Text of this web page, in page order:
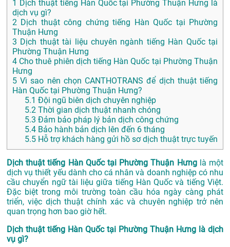
1 Dịch thuật tiếng Hàn Quốc tại Phường Thuận Hưng là
dịch vụ gì?
2 Dịch thuật công chứng tiếng Hàn Quốc tại Phường
Thuận Hưng
3 Dịch thuật tài liệu chuyên ngành tiếng Hàn Quốc tại
Phường Thuận Hưng
4 Cho thuê phiên dịch tiếng Hàn Quốc tại Phường Thuận
Hưng
5 Vì sao nên chọn CANTHOTRANS để dịch thuật tiếng
Hàn Quốc tại Phường Thuận Hưng?
5.1 Đội ngũ biên dịch chuyên nghiệp
5.2 Thời gian dịch thuật nhanh chóng
5.3 Đảm bảo pháp lý bản dịch công chứng
5.4 Bảo hành bản dịch lên đến 6 tháng
5.5 Hỗ trợ khách hàng gửi hồ sơ dịch thuật trực tuyến
Dịch thuật tiếng Hàn Quốc tại Phường Thuận Hưnglà một
dịch vụ thiết yếu dành cho cá nhân và doanh nghiệp có nhu
cầu chuyển ngữ tài liệu giữa tiếng Hàn Quốc và tiếng Việt.
Đặc biệt trong môi trường toàn cầu hóa ngày càng phát
triển, việc dịch thuật chính xác và chuyên nghiệp trở nên
quan trọng hơn bao giờ hết.
Dịch thuật tiếng Hàn Quốc tại Phường Thuận Hưng là dịch
vụ gì?